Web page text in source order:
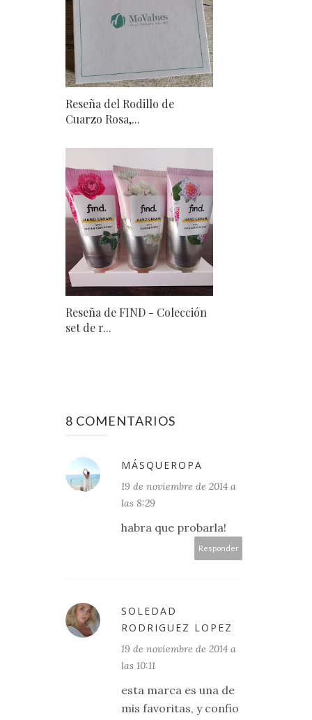
Reseña del Rodillo de
Cuarzo Rosa,...
Reseña de FIND - Colección
set de r...
8 COMENTARIOS
MÁSQUEROPA
19 de noviembre de 2014 a
las 8:29
habra que probarla!
Responder
SOLEDAD
RODRIGUEZ LOPEZ
19 de noviembre de 2014 a
las 10:11
esta marca es una de
mis favoritas, y confio